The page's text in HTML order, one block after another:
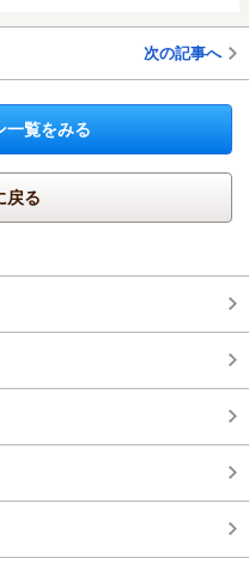
次の記事へ
一覧をみる
戻る